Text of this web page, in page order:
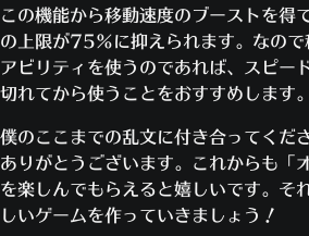
この機能から移動速度のブーストを得
の上限が75%に抑えられます。なので
アビリティを使うのであれば、スピー
切れてから使うことをおすすめします
僕のここまでの乱文に付き合ってくだ
ありがとうございます。これからも「
を楽しんでもらえると嬉しいです。そ
しいゲームを作っていきましょう！